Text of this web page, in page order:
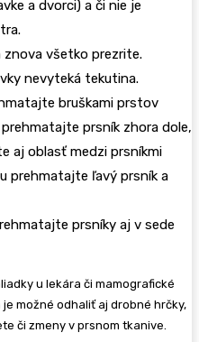
a dvorci) a či nie je
znova všetko prezrite.
nevyteká tekutina.
bruškami prstov
prsník zhora dole,
aj oblasť medzi prsníkmi
prehmatajte ľavý prsník a
prsníky aj v sede
u lekára či mamografické
možné odhaliť aj drobné hrčky,
či zmeny v prsnom tkanive.